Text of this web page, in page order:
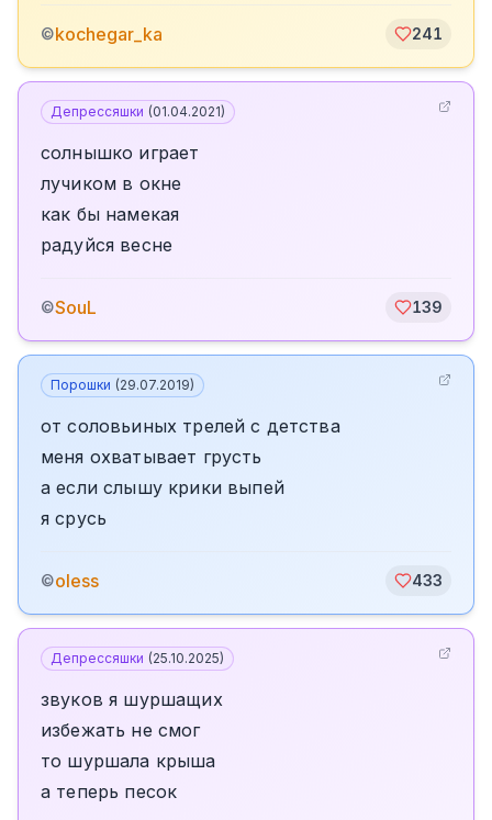
©kochegar_ka 241
Депрессяшки (01.04.2021)
солнышко играет
лучиком в окне
как бы намекая
радуйся весне
©SouL 139
Порошки (29.07.2019)
от соловьиных трелей с детства
меня охватывает грусть
а если слышу крики выпей
я срусь
©oless 433
Депрессяшки (25.10.2025)
звуков я шуршащих
избежать не смог
то шуршала крыша
а теперь песок